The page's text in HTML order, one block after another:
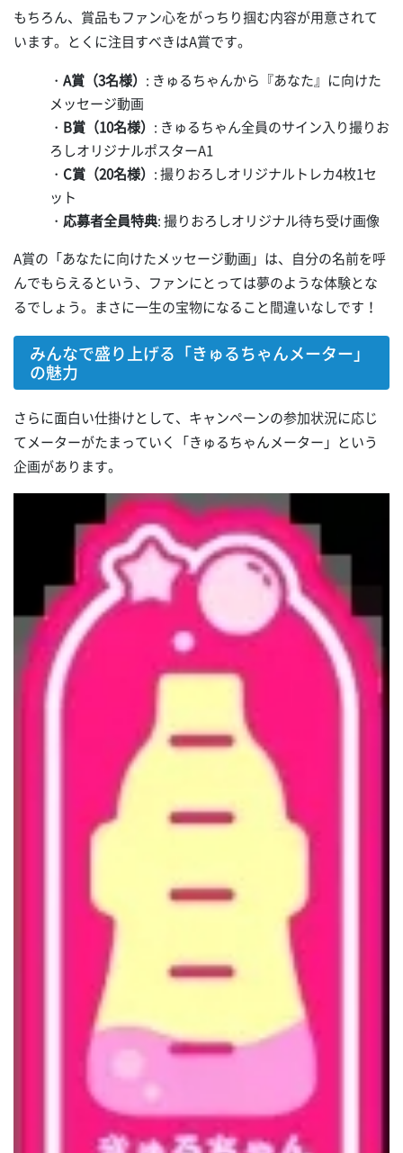
もちろん、賞品もファン心をがっちり掴む内容が用意されて
います。とくに注目すべきはA賞です。
・ A賞（3名様） : きゅるちゃんから『あなた』に向けた
メッセージ動画
・ B賞（10名様） : きゅるちゃん全員のサイン入り撮りお
ろしオリジナルポスターA1
・ C賞（20名様） : 撮りおろしオリジナルトレカ4枚1セ
ット
・ 応募者全員特典: 撮りおろしオリジナル待ち受け画像
A賞の「あなたに向けたメッセージ動画」は、自分の名前を呼
んでもらえるという、ファンにとっては夢のような体験とな
るでしょう。まさに一生の宝物になること間違いなしです！
みんなで盛り上げる「きゅるちゃんメーター」
の魅力
さらに面白い仕掛けとして、キャンペーンの参加状況に応じ
てメーターがたまっていく「きゅるちゃんメーター」という
企画があります。